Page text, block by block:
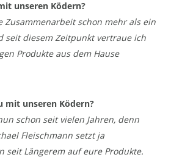
unseren Ködern?
schon mehr als ein
seit diesem Zeitpunkt vertraue ich
Produkte aus dem Hause
mit unseren Ködern?
schon seit vielen Jahren, denn
Fleischmann setzt ja
seit Längerem auf eure Produkte.